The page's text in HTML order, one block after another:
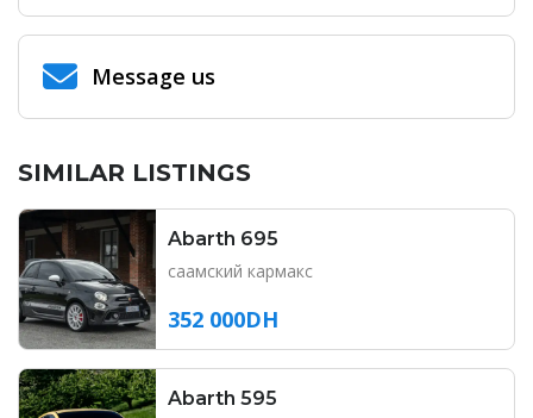
Message us
SIMILAR LISTINGS
Abarth 695
саамский кармакс
352 000DH
Abarth 595